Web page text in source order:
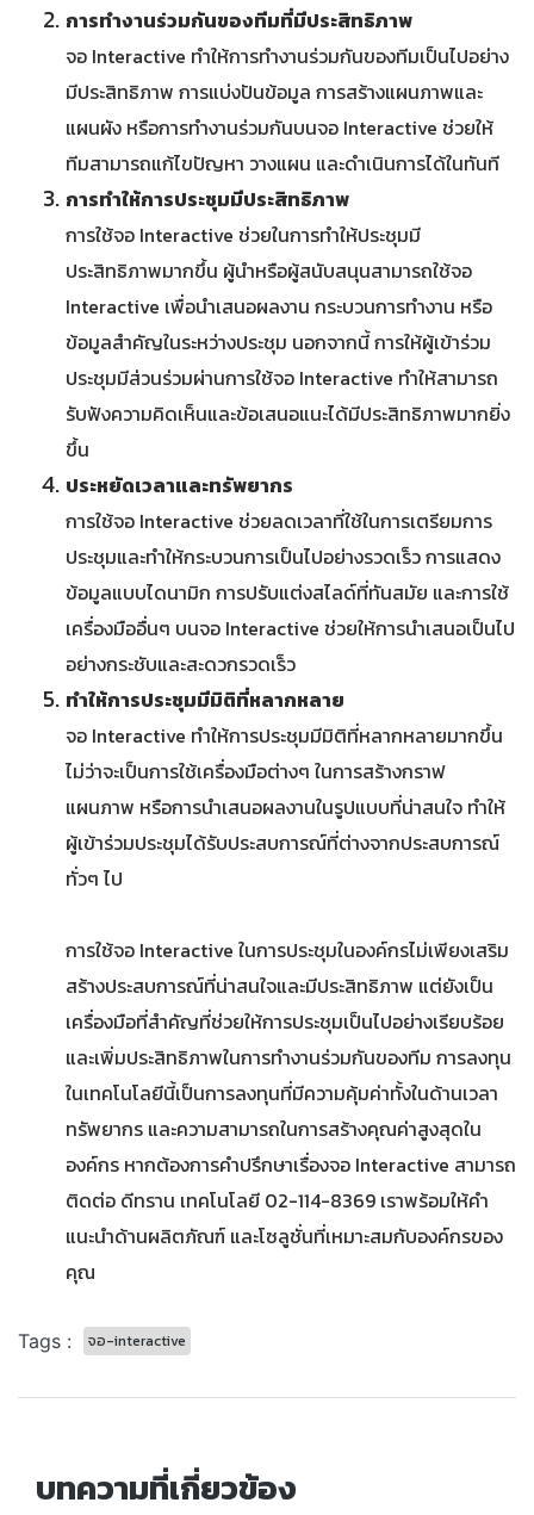
การทำงานร่วมกันของทีมที่มีประสิทธิภาพ
จอ Interactive ทำให้การทำงานร่วมกันของทีมเป็นไปอย่าง
มีประสิทธิภาพ การแบ่งปันข้อมูล การสร้างแผนภาพและ
แผนผัง หรือการทำงานร่วมกันบนจอ Interactive ช่วยให้
ทีมสามารถแก้ไขปัญหา วางแผน และดำเนินการได้ในทันที
การทำให้การประชุมมีประสิทธิภาพ
การใช้จอ Interactive ช่วยในการทำให้ประชุมมี
ประสิทธิภาพมากขึ้น ผู้นำหรือผู้สนับสนุนสามารถใช้จอ
Interactive เพื่อนำเสนอผลงาน กระบวนการทำงาน หรือ
ข้อมูลสำคัญในระหว่างประชุม นอกจากนี้ การให้ผู้เข้าร่วม
ประชุมมีส่วนร่วมผ่านการใช้จอ Interactive ทำให้สามารถ
รับฟังความคิดเห็นและข้อเสนอแนะได้มีประสิทธิภาพมากยิ่ง
ขึ้น
ประหยัดเวลาและทรัพยากร
การใช้จอ Interactive ช่วยลดเวลาที่ใช้ในการเตรียมการ
ประชุมและทำให้กระบวนการเป็นไปอย่างรวดเร็ว การแสดง
ข้อมูลแบบไดนามิก การปรับแต่งสไลด์ที่ทันสมัย และการใช้
เครื่องมืออื่นๆ บนจอ Interactive ช่วยให้การนำเสนอเป็นไป
อย่างกระชับและสะดวกรวดเร็ว
ทำให้การประชุมมีมิติที่หลากหลาย
จอ Interactive ทำให้การประชุมมีมิติที่หลากหลายมากขึ้น
ไม่ว่าจะเป็นการใช้เครื่องมือต่างๆ ในการสร้างกราฟ
แผนภาพ หรือการนำเสนอผลงานในรูปแบบที่น่าสนใจ ทำให้
ผู้เข้าร่วมประชุมได้รับประสบการณ์ที่ต่างจากประสบการณ์
ทั่วๆ ไป
การใช้จอ Interactive ในการประชุมในองค์กรไม่เพียงเสริม
สร้างประสบการณ์ที่น่าสนใจและมีประสิทธิภาพ แต่ยังเป็น
เครื่องมือที่สำคัญที่ช่วยให้การประชุมเป็นไปอย่างเรียบร้อย
และเพิ่มประสิทธิภาพในการทำงานร่วมกันของทีม การลงทุน
ในเทคโนโลยีนี้เป็นการลงทุนที่มีความคุ้มค่าทั้งในด้านเวลา
ทรัพยากร และความสามารถในการสร้างคุณค่าสูงสุดใน
องค์กร หากต้องการคำปรึกษาเรื่องจอ Interactive สามารถ
ติดต่อ ดีทราน เทคโนโลยี 02-114-8369 เราพร้อมให้คำ
แนะนำด้านผลิตภัณฑ์ และโซลูชั่นที่เหมาะสมกับองค์กรของ
คุณ
Tags : จอ-interactive
บทความที่เกี่ยวข้อง